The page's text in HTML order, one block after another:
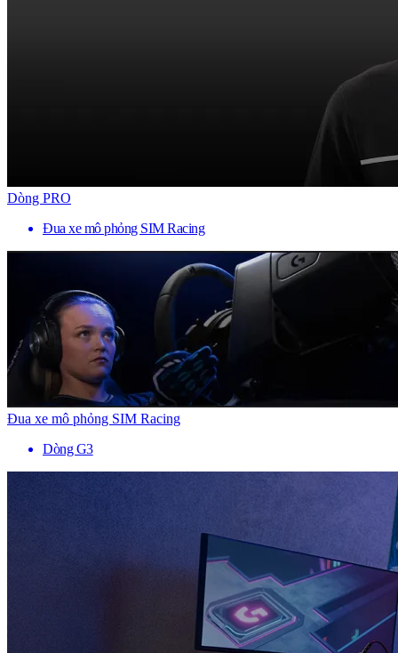
Dòng PRO
Đua xe mô phỏng SIM Racing
Đua xe mô phỏng SIM Racing
Dòng G3